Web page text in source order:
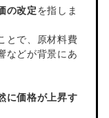
の改定を指しま
とで、原材料費
などが背景にあ
に価格が上昇す